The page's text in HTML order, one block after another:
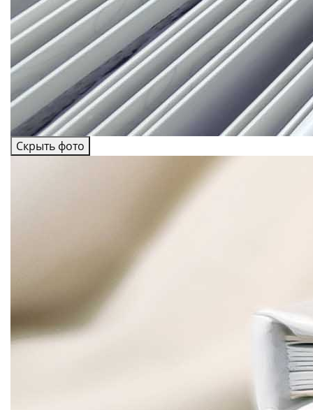
Скрыть фото